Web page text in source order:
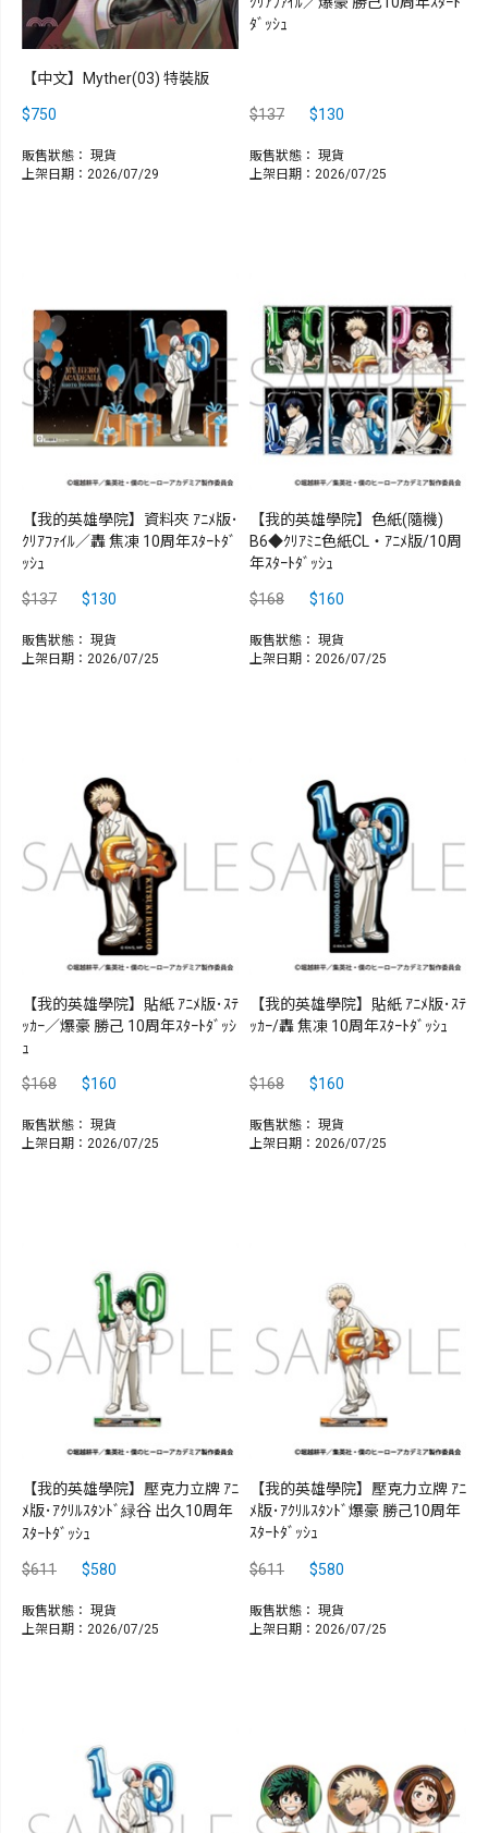
【中文】Myther(03) 特裝版
$750
販售狀態： 現貨
上架日期：2026/07/29
ﾀﾞｯｼｭ
$137 $130
販售狀態： 現貨
上架日期：2026/07/25
【我的英雄學院】資料夾 ｱﾆﾒ版･
ｸﾘｱﾌｧｲﾙ／轟 焦凍 10周年ｽﾀｰﾄﾀﾞ
ｯｼｭ
$137 $130
販售狀態： 現貨
上架日期：2026/07/25
【我的英雄學院】色紙(隨機)
B6◆ｸﾘｱﾐﾆ色紙CL・ｱﾆﾒ版/10周
年ｽﾀｰﾄﾀﾞｯｼｭ
$168 $160
販售狀態： 現貨
上架日期：2026/07/25
【我的英雄學院】貼紙 ｱﾆﾒ版･ｽﾃ
ｯｶｰ／爆豪 勝己 10周年ｽﾀｰﾄﾀﾞｯｼ
ｭ
$168 $160
販售狀態： 現貨
上架日期：2026/07/25
【我的英雄學院】貼紙 ｱﾆﾒ版･ｽﾃ
ｯｶｰ/轟 焦凍 10周年ｽﾀｰﾄﾀﾞｯｼｭ
$168 $160
販售狀態： 現貨
上架日期：2026/07/25
【我的英雄學院】壓克力立牌 ｱﾆ
ﾒ版･ｱｸﾘﾙｽﾀﾝﾄﾞ緑谷 出久10周年
ｽﾀｰﾄﾀﾞｯｼｭ
$611 $580
販售狀態： 現貨
上架日期：2026/07/25
【我的英雄學院】壓克力立牌 ｱﾆ
ﾒ版･ｱｸﾘﾙｽﾀﾝﾄﾞ爆豪 勝己10周年
ｽﾀｰﾄﾀﾞｯｼｭ
$611 $580
販售狀態： 現貨
上架日期：2026/07/25